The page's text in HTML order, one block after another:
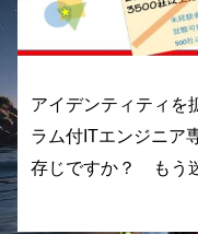
アイデンティティを
ラム付ITエンジニ
存じですか？ もう